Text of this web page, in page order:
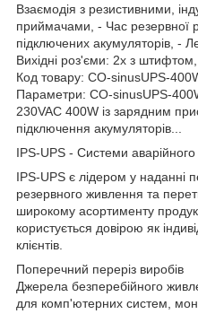
Взаємодія з резистивними,
приймачами, - Час резервної
підключених акумуляторів, -
Вихідні роз'єми: 2x з штифтом,
Код товару: CO-sinusUPS-
Параметри: CO-sinusUPS-
230VAC 400W із зарядним
підключення акумуляторів...
IPS-UPS - Системи
IPS-UPS є лідером у наданні
резервного живлення та
широкому асортименту
користується довірою як
клієнтів.
Поперечний переріз виробів
Джерела безперебійного
для комп'ютерних систем,